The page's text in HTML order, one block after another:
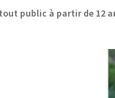
public à partir de 12